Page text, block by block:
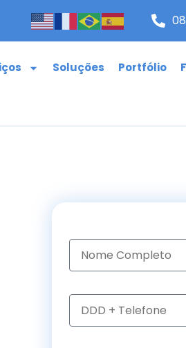
Soluções Portfólio